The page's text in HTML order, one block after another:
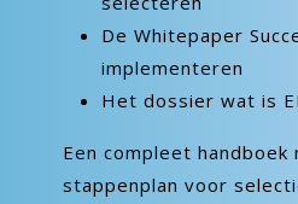
De Whitepaper
implementeren
Het dossier wat is
Een compleet handboek
stappenplan voor